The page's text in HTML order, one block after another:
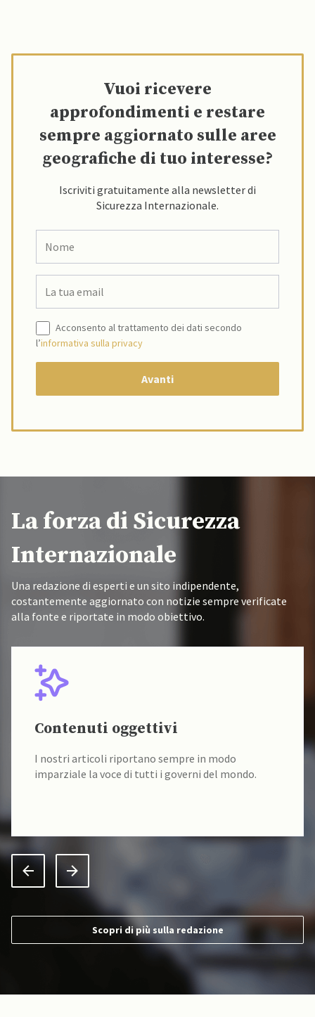
Vuoi ricevere
approfondimenti e restare
sempre aggiornato sulle aree
geografiche di tuo interesse?
Iscriviti gratuitamente alla newsletter di
Sicurezza Internazionale.
Acconsento al trattamento dei dati secondo
l’informativa sulla privacy
La forza di Sicurezza
Internazionale
Una redazione di esperti e un sito indipendente,
costantemente aggiornato con notizie sempre verificate
alla fonte e riportate in modo obiettivo.
Contenuti oggettivi
I nostri articoli riportano sempre in modo
imparziale la voce di tutti i governi del mondo.
Scopri di più sulla redazione